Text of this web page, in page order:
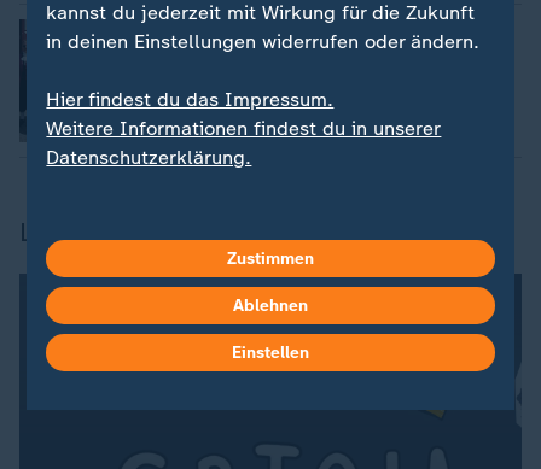
:
Berliner CSD mit Motto: "Jetzt erst
Video0:25
LGBTQIA+ für Kinder erklärt
kannst du jederzeit mit Wirkung für die Zukunft
in deinen Einstellungen widerrufen oder ändern.
Hier findest du das Impressum.
Weitere Informationen findest du in unserer
Datenschutzerklärung.
Zustimmen
Ablehnen
Einstellen